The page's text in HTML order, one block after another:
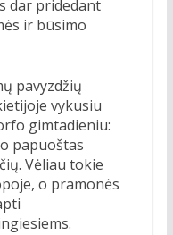
dar pridedant
ir būsimo
pavyzdžių
vykusiu
gimtadieniu:
papuoštas
Vėliau tokie
o pramonės